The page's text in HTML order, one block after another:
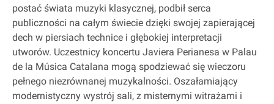
postać świata muzyki klasycznej, podbił serca
publiczności na całym świecie dzięki swojej zapierającej
dech w piersiach technice i głębokiej interpretacji
utworów. Uczestnicy koncertu Javiera Perianesa w Palau
de la Música Catalana mogą spodziewać się wieczoru
pełnego niezrównanej muzykalności. Oszałamiający
modernistyczny wystrój sali, z misternymi witrażami i